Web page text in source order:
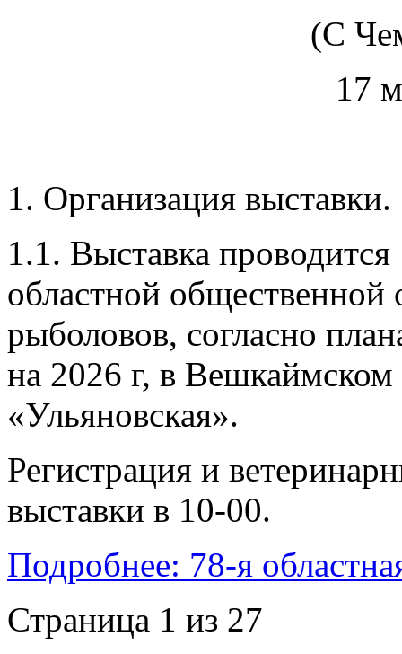
(С
17
1. Организация выставки.
1.1. Выставка
областной общественной
рыболовов, согласно
на 2026 г, в
«Ульяновская».
Регистрация и
выставки в 10-00.
Подробнее: 78-я
Страница 1 из 27